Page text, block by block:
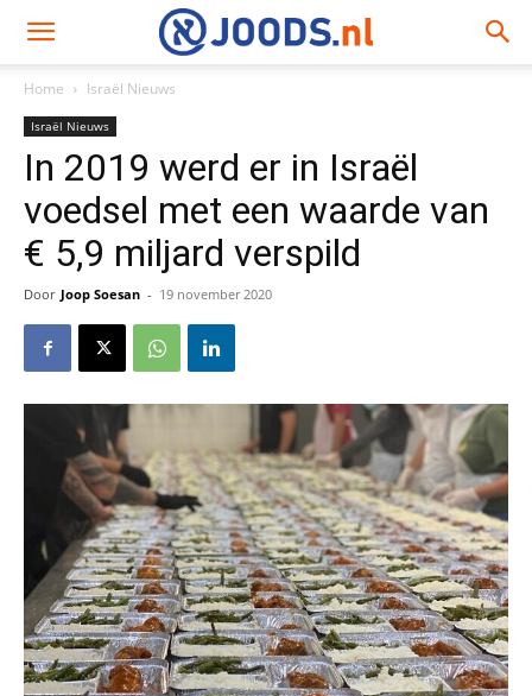
Home Israël Nieuws
Israël Nieuws
In 2019 werd er in Israël
voedsel met een waarde van
€ 5,9 miljard verspild
Door Joop Soesan - 19 november 2020